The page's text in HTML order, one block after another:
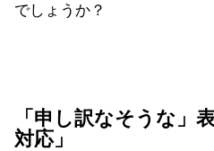
でしょうか？
「申し訳なそうな」
対応」